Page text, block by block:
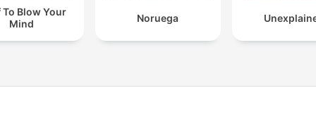
Blow Your
Mind
Noruega